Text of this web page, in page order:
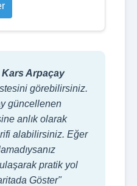
Kars Arpaçay
görebilirsiniz.
güncellenen
anlık olarak
alabilirsiniz. Eğer
pratik yol
Göster"